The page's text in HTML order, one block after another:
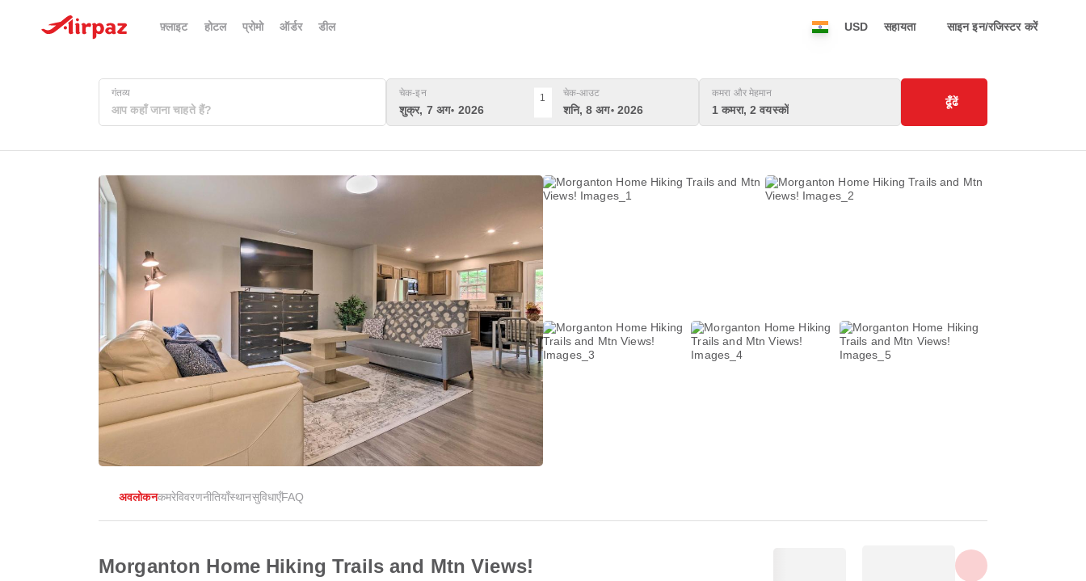
फ़्लाइट होटल प्रोमो ऑर्डर डील USD सहायता साइन इन/रजिस्टर करें
गंतव्य चेक-इन
शुक्र, 7 अग॰ 2026
1 चेक-आउट
शनि, 8 अग॰ 2026
कमरा और मेहमान
1 कमरा, 2 वयस्कों
ढूँढें
अवलोकनकमरेविवरणनीतियाँस्थानसुविधाएँFAQ
Morganton Home Hiking Trails and Mtn Views!